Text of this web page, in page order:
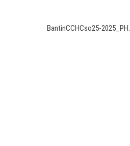
BantinCCHCso25-